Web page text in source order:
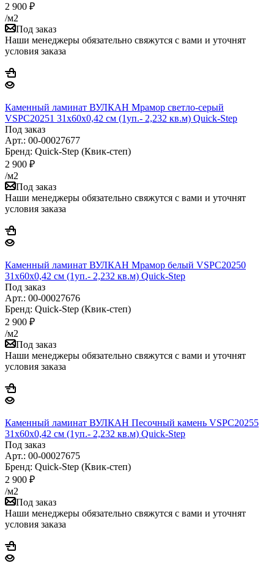
2 900 ₽
/м2
Под заказ
Наши менеджеры обязательно свяжутся с вами и уточнят
условия заказа
Каменный ламинат ВУЛКАН Мрамор светло-серый
VSPC20251 31х60х0,42 см (1уп.- 2,232 кв.м) Quick-Step
Под заказ
Арт.: 00-00027677
Бренд: Quick-Step (Квик-степ)
2 900 ₽
/м2
Под заказ
Наши менеджеры обязательно свяжутся с вами и уточнят
условия заказа
Каменный ламинат ВУЛКАН Мрамор белый VSPC20250
31х60х0,42 см (1уп.- 2,232 кв.м) Quick-Step
Под заказ
Арт.: 00-00027676
Бренд: Quick-Step (Квик-степ)
2 900 ₽
/м2
Под заказ
Наши менеджеры обязательно свяжутся с вами и уточнят
условия заказа
Каменный ламинат ВУЛКАН Песочный камень VSPC20255
31х60х0,42 см (1уп.- 2,232 кв.м) Quick-Step
Под заказ
Арт.: 00-00027675
Бренд: Quick-Step (Квик-степ)
2 900 ₽
/м2
Под заказ
Наши менеджеры обязательно свяжутся с вами и уточнят
условия заказа